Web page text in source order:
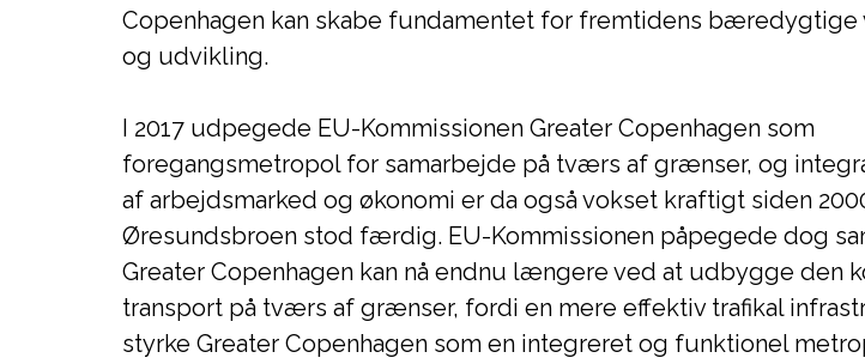
Copenhagen kan skabe fundamentet for fremtidens
og udvikling.
I 2017 udpegede EU-Kommissionen Greater Copenhagen som
foregangsmetropol for samarbejde på tværs af grænser, og
af arbejdsmarked og økonomi er da også vokset kraftigt siden
Øresundsbroen stod færdig. EU-Kommissionen påpegede dog
Greater Copenhagen kan nå endnu længere ved at udbygge den
transport på tværs af grænser, fordi en mere effektiv trafikal
styrke Greater Copenhagen som en integreret og funktionel